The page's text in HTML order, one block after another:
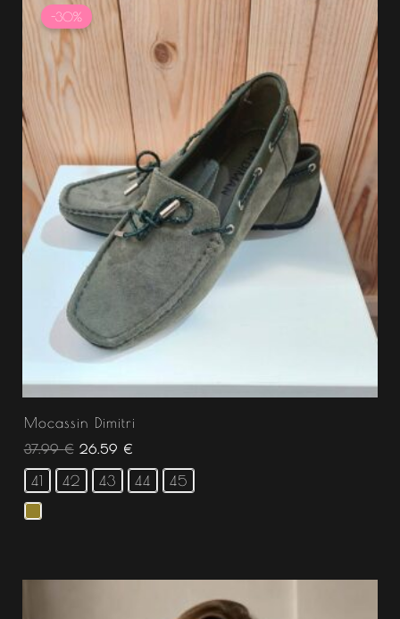
-30%
Mocassin Dimitri
37.99€
prix
initial
était :
37.99 €.
26.59 €
est :
26.59 €.
41 42 43 44 45